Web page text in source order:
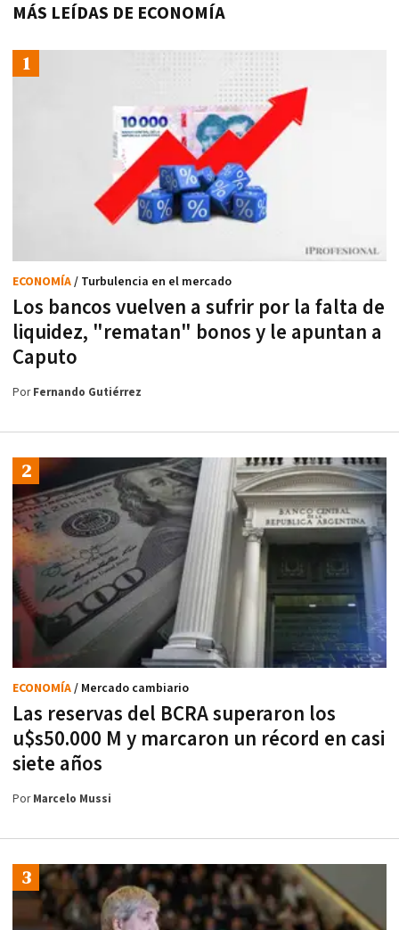
MÁS LEÍDAS DE ECONOMÍA
Los bancos vuelven a sufrir por la falta de
liquidez, "rematan" bonos y le apuntan a
Caputo
ECONOMÍA/ Turbulencia en el mercado
PorFernando Gutiérrez
Las reservas del BCRA superaron los
u$s50.000 M y marcaron un récord en casi
siete años
ECONOMÍA/ Mercado cambiario
PorMarcelo Mussi